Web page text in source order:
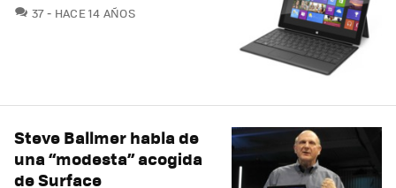
37COMENTARIOS
HACE 14 AÑOS
Steve Ballmer habla de
una “modesta” acogida
de Surface